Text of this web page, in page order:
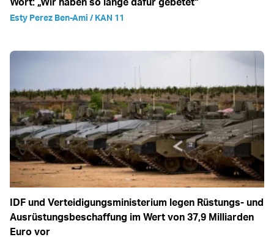
Esty Perez Ben-Ami / KAN 11
IDF und Verteidigungsministerium legen Rüstungs- und
Ausrüstungsbeschaffung im Wert von 37,9 Milliarden
Euro vor